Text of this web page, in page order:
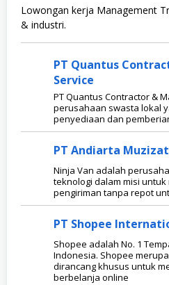
Lowongan kerja Management
& industri.
PT Quantus
Service
PT Quantus Contractor &
perusahaan swasta lokal
penyediaan dan
PT Andiarta
Ninja Van adalah
teknologi dalam misi
pengiriman tanpa repot
PT Shopee
Shopee adalah No. 1
Indonesia. Shopee
dirancang khusus untuk
berbelanja online